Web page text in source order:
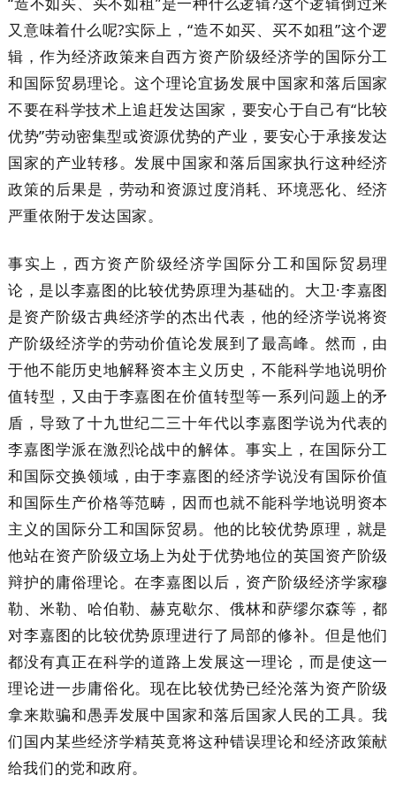
又意味着什么呢?实际上，“造不如买、买不如租”这个逻
辑，作为经济政策来自西方资产阶级经济学的国际分工
和国际贸易理论。这个理论宜扬发展中国家和落后国家
不要在科学技术上追赶发达国家，要安心于自己有“比较
优势”劳动密集型或资源优势的产业，要安心于承接发达
国家的产业转移。发展中国家和落后国家执行这种经济
政策的后果是，劳动和资源过度消耗、环境恶化、经济
严重依附于发达国家。
事实上，西方资产阶级经济学国际分工和国际贸易理
论，是以李嘉图的比较优势原理为基础的。大卫·李嘉图
是资产阶级古典经济学的杰出代表，他的经济学说将资
产阶级经济学的劳动价值论发展到了最高峰。然而，由
于他不能历史地解释资本主义历史，不能科学地说明价
值转型，又由于李嘉图在价值转型等一系列问题上的矛
盾，导致了十九世纪二三十年代以李嘉图学说为代表的
李嘉图学派在激烈论战中的解体。事实上，在国际分工
和国际交换领域，由于李嘉图的经济学说没有国际价值
和国际生产价格等范畴，因而也就不能科学地说明资本
主义的国际分工和国际贸易。他的比较优势原理，就是
他站在资产阶级立场上为处于优势地位的英国资产阶级
辩护的庸俗理论。在李嘉图以后，资产阶级经济学家穆
勒、米勒、哈伯勒、赫克歇尔、俄林和萨缪尔森等，都
对李嘉图的比较优势原理进行了局部的修补。但是他们
都没有真正在科学的道路上发展这一理论，而是使这一
理论进一步庸俗化。现在比较优势已经沦落为资产阶级
拿来欺骗和愚弄发展中国家和落后国家人民的工具。我
们国内某些经济学精英竟将这种错误理论和经济政策献
给我们的党和政府。